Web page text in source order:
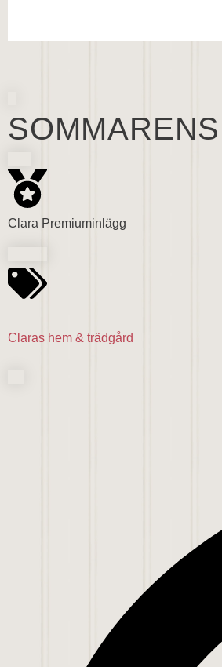
Clara Premiuminlägg
Claras hem & trädgård